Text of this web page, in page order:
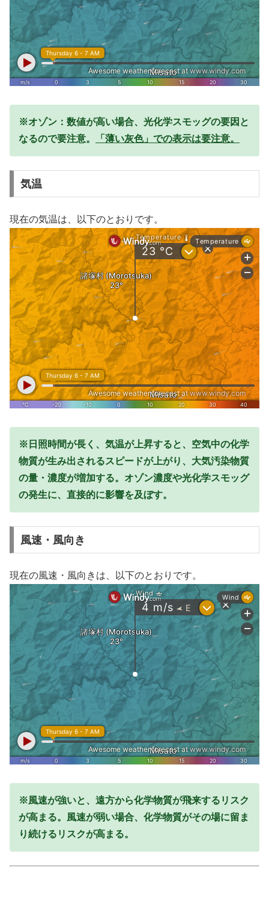
※オゾン：数値が高い場合、光化学スモッグの要因と
なるので要注意。
「薄い灰色」での表示は要注意。
気温
現在の気温は、以下のとおりです。
※日照時間が長く、気温が上昇すると、空気中の化学
物質が生み出されるスピードが上がり、大気汚染物質
の量・濃度が増加する。オゾン濃度や光化学スモッグ
の発生に、直接的に影響を及ぼす。
風速・風向き
現在の風速・風向きは、以下のとおりです。
※風速が強いと、遠方から化学物質が飛来するリスク
が高まる。風速が弱い場合、化学物質がその場に留ま
り続けるリスクが高まる。